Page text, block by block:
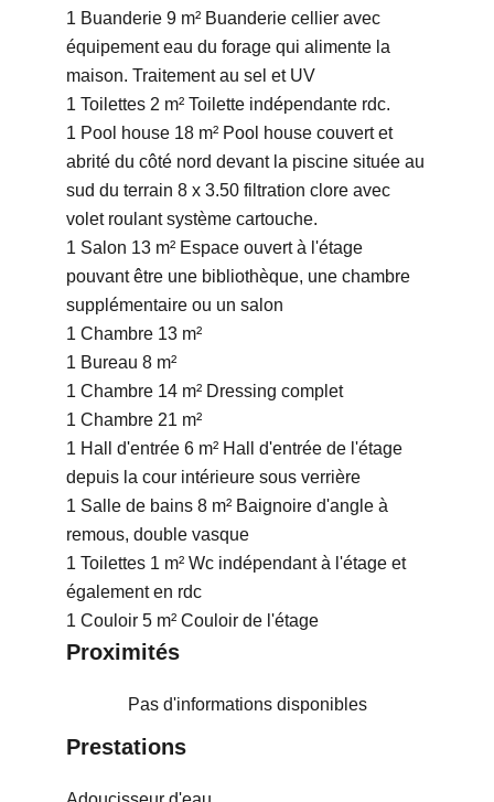
1 Buanderie 9 m² Buanderie cellier avec
équipement eau du forage qui alimente la
maison. Traitement au sel et UV
1 Toilettes 2 m² Toilette indépendante rdc.
1 Pool house 18 m² Pool house couvert et
abrité du côté nord devant la piscine située au
sud du terrain 8 x 3.50 filtration clore avec
volet roulant système cartouche.
1 Salon 13 m² Espace ouvert à l'étage
pouvant être une bibliothèque, une chambre
supplémentaire ou un salon
1 Chambre 13 m²
1 Bureau 8 m²
1 Chambre 14 m² Dressing complet
1 Chambre 21 m²
1 Hall d'entrée 6 m² Hall d'entrée de l'étage
depuis la cour intérieure sous verrière
1 Salle de bains 8 m² Baignoire d'angle à
remous, double vasque
1 Toilettes 1 m² Wc indépendant à l'étage et
également en rdc
1 Couloir 5 m² Couloir de l'étage
Proximités
Pas d'informations disponibles
Prestations